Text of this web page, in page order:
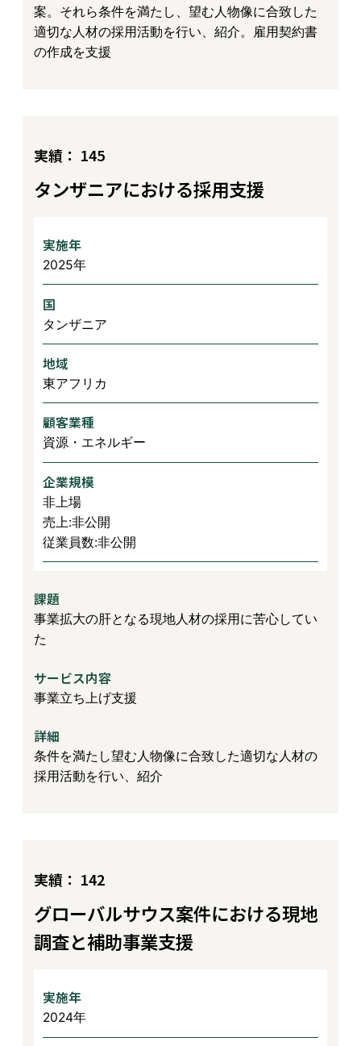
案。それら条件を満たし、望む人物像に合致した
適切な人材の採用活動を行い、紹介。雇用契約書
の作成を支援
実績： 145
タンザニアにおける採用支援
実施年
2025年
国
タンザニア
地域
東アフリカ
顧客業種
資源・エネルギー
企業規模
非上場
売上:非公開
従業員数:非公開
課題
事業拡大の肝となる現地人材の採用に苦心してい
た
サービス内容
事業立ち上げ支援
詳細
条件を満たし望む人物像に合致した適切な人材の
採用活動を行い、紹介
実績： 142
グローバルサウス案件における現地
調査と補助事業支援
実施年
2024年